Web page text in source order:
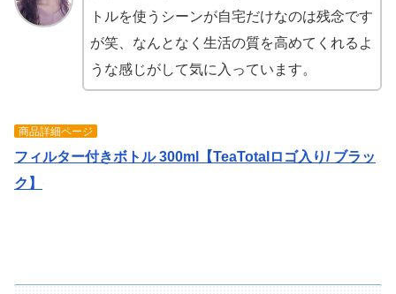
トルを使うシーンが自宅だけなのは残念です
が笑、なんとなく生活の質を高めてくれるよ
うな感じがして気に入っています。
商品詳細ページ
フィルター付きボトル 300ml【TeaTotalロゴ入り/ ブラッ
ク】